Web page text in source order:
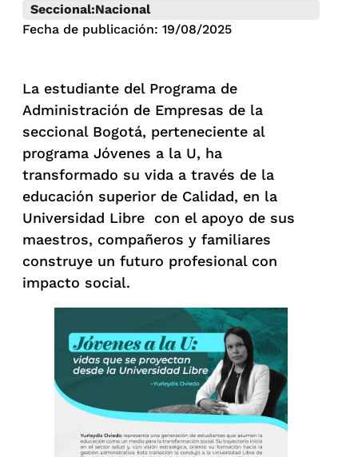
Seccional:Nacional
Fecha de publicación: 19/08/2025
La estudiante del Programa de
Administración de Empresas de la
seccional Bogotá, perteneciente al
programa Jóvenes a la U, ha
transformado su vida a través de la
educación superior de Calidad, en la
Universidad Libre con el apoyo de sus
maestros, compañeros y familiares
construye un futuro profesional con
impacto social.